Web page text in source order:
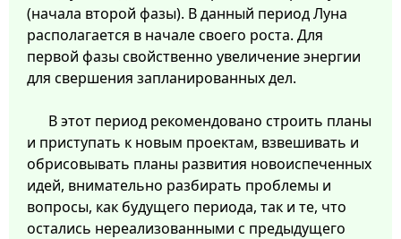
(начала второй фазы). В данный период Луна
располагается в начале своего роста. Для
первой фазы свойственно увеличение энергии
для свершения запланированных дел.
В этот период рекомендовано строить планы
и приступать к новым проектам, взвешивать и
обрисовывать планы развития новоиспеченных
идей, внимательно разбирать проблемы и
вопросы, как будущего периода, так и те, что
остались нереализованными с предыдущего